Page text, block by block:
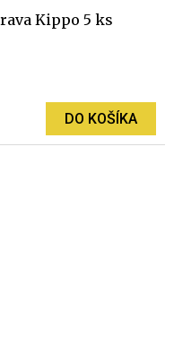
Kippo 5 ks
DO KOŠÍKA